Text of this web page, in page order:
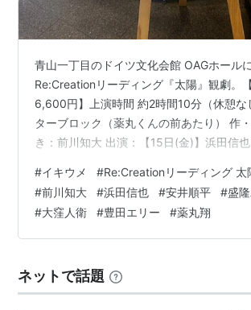
青山一丁目のドイツ文化会館 OAGホール
Re:Creationリーディング『太陽』観劇。
6,600円】上演時間 約2時間10分（休憩な
ターブロック（薬丸くんの前あたり） 作
き：前川知大 出演：【15日(金)】浜田信
翔 豊田エリー 平井珠生 足りていなかった
ウメを、大好きな「太陽」でパワーチャー
浴びました。チケットを家に忘れるとか慌
日でしたが、ツインタワーで友だちとア
し😊 ノクスチー…
#イキウメ #Re:Creationリーディング 太
#前川知大 #浜田信也 #安井順平 #盛
#大窪人衛 #豊田エリー #薬丸翔
ネットで話題